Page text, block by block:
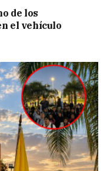
de los
el vehículo